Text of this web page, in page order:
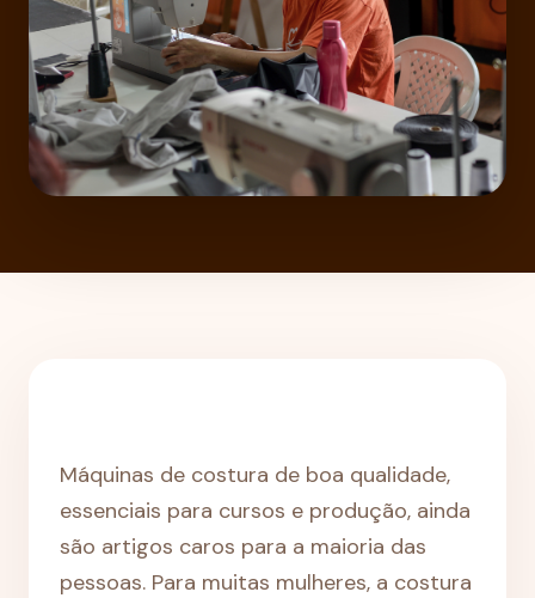
Máquinas de costura de boa qualidade,
essenciais para cursos e produção, ainda
são artigos caros para a maioria das
pessoas. Para muitas mulheres, a costura